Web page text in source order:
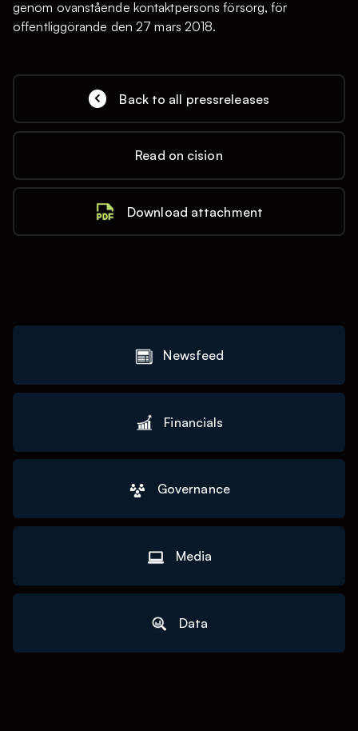
genom ovanstående kontaktpersons försorg, för
offentliggörande den 27 mars 2018.
Back to all pressreleases
Read on cision
Download attachment
Newsfeed
Financials
Governance
Media
Data